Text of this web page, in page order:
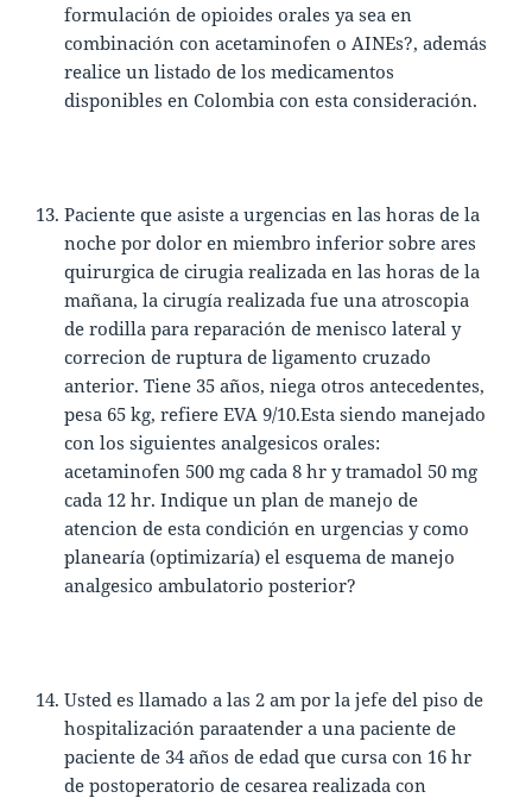
formulación de opioides orales ya sea en
combinación con acetaminofen o AINEs?, además
realice un listado de los medicamentos
disponibles en Colombia con esta consideración.
Paciente que asiste a urgencias en las horas de la
noche por dolor en miembro inferior sobre ares
quirurgica de cirugia realizada en las horas de la
mañana, la cirugía realizada fue una atroscopia
de rodilla para reparación de menisco lateral y
correcion de ruptura de ligamento cruzado
anterior. Tiene 35 años, niega otros antecedentes,
pesa 65 kg, refiere EVA 9/10.Esta siendo manejado
con los siguientes analgesicos orales:
acetaminofen 500 mg cada 8 hr y tramadol 50 mg
cada 12 hr. Indique un plan de manejo de
atencion de esta condición en urgencias y como
planearía (optimizaría) el esquema de manejo
analgesico ambulatorio posterior?
Usted es llamado a las 2 am por la jefe del piso de
hospitalización paraatender a una paciente de
paciente de 34 años de edad que cursa con 16 hr
de postoperatorio de cesarea realizada con